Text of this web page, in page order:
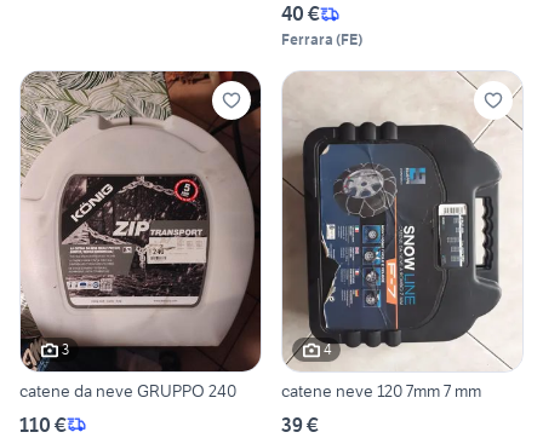
40 €
Ferrara (FE)
3
catene da neve GRUPPO 240
110 €
4
catene neve 120 7mm 7 mm
39 €